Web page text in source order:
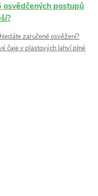
postupů
zaručené osvěžení?
čaje v plastových lahví plné